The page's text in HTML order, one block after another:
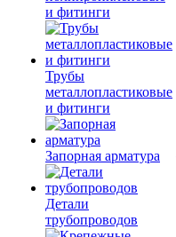
и фитинги
Трубы
металлопластиковые
и фитинги
Запорная арматура
Детали
трубопроводов